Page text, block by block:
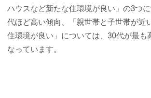
ハウスなど新たな住環境が良い」の3つ
代ほど高い傾向、「親世帯と子世帯が近
住環境が良い」については、30代が最も
なっています。